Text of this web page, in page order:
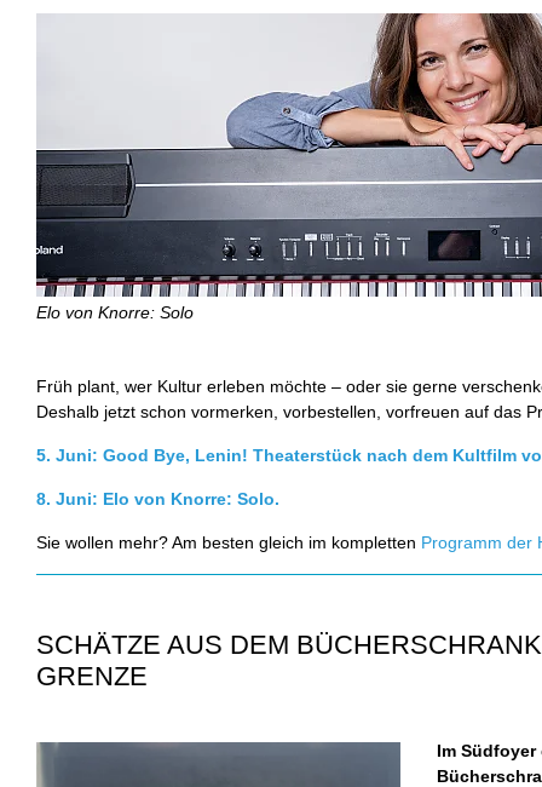
Elo von Knorre: Solo
Früh plant, wer Kultur erleben möchte – oder sie gerne
Deshalb jetzt schon vormerken, vorbestellen, vorfreuen auf das
5. Juni: Good Bye, Lenin! Theaterstück nach dem Kultfilm
8. Juni: Elo von Knorre: Solo.
Sie wollen mehr? Am besten gleich im kompletten Programm der
SCHÄTZE AUS DEM
GRENZE
Im Südfoyer